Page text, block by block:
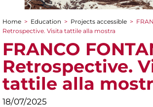
You are here
Home > Education > Projects accessible >
Retrospective. Visita tattile alla mostra
FRANCO
Retrospective.
tattile alla
18/07/2025